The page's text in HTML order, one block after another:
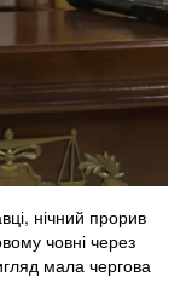
нічний прорив
човні через
мала чергова